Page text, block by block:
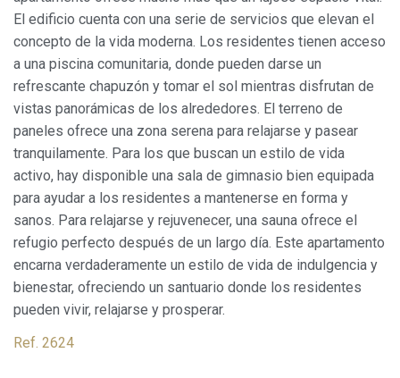
El edificio cuenta con una serie de servicios que elevan el
concepto de la vida moderna. Los residentes tienen acceso
a una piscina comunitaria, donde pueden darse un
refrescante chapuzón y tomar el sol mientras disfrutan de
vistas panorámicas de los alrededores. El terreno de
paneles ofrece una zona serena para relajarse y pasear
tranquilamente. Para los que buscan un estilo de vida
activo, hay disponible una sala de gimnasio bien equipada
para ayudar a los residentes a mantenerse en forma y
sanos. Para relajarse y rejuvenecer, una sauna ofrece el
refugio perfecto después de un largo día. Este apartamento
encarna verdaderamente un estilo de vida de indulgencia y
bienestar, ofreciendo un santuario donde los residentes
pueden vivir, relajarse y prosperar.
Ref. 2624
datos de uso que hacen los usuarios del servicio. Permiten
guardar la información de preferencia del usuario para
mejorar la calidad de nuestros servicios y para ofrecer una
mejor experiencia a través de productos recomendados.
Marketing y publicidad
Estas cookies son utilizadas para almacenar información
sobre las preferencias y elecciones personales del usuario
a través de la observación continuada de sus hábitos de
navegación. Gracias a ellas, podemos conocer los hábitos
de navegación en el sitio web y mostrar publicidad
relacionada con el perfil de navegación del usuario.